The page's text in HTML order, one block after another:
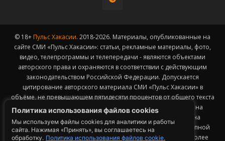
Политика использования файлов cookies
Мы используем файлы cookies для аналитики и работы
сайта. Нажимая «Принять», вы соглашаетесь на
обработку. Политика использования файлов cookie.
© 18+ Пульс Хакасии. 2018-2026. Материалы, опубликованные на
сайте СМИ «Пульс Хакасии»: статьи, рекламные материалы, фото,
видео, телепрограммы и телепередачи - являются объектами
авторского права и охраняются в соответствии с действующим
законодательством Российской Федерации. Допускается
цитирование авторского материала СМИ «Пульс Хакасии» в
объёме, не превышающем пятидесяти процентов от общего текста
публикации с обязательным размещением гиперссылки на
страницу заимствования материала. Гиперссылка должна
размещаться в тексте цитируемого материала и быть доступной
для индексации поисковыми системами. Заимствование более